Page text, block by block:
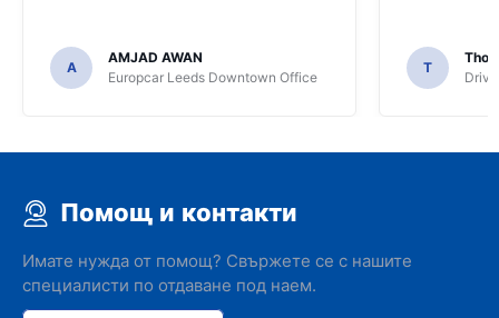
A
AMJAD AWAN
Europcar Leeds Downtown Office
T
Помощ и контакти
Имате нужда от помощ? Свържете се с нашите
специалисти по отдаване под наем.